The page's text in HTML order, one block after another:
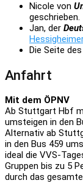
Nicole von
geschrieben.
Jan, der
Die Seite des
Anfahrt
Mit dem ÖPNV
Ab Stuttgart Hbf
umsteigen in den
Alternativ ab
in den Bus 459
ideal die VVS-
Gruppen bis zu 5
durch das